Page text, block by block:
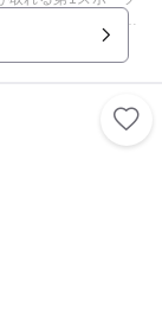
ールなど多彩なス
無料で遊べるスペ
設置されているの
OK。親子連れで訪